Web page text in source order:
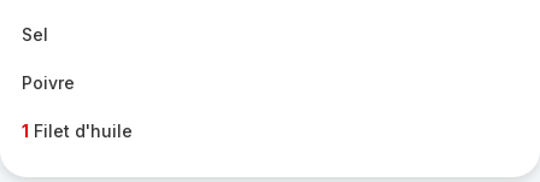
Sel
Poivre
1 Filet d'huile